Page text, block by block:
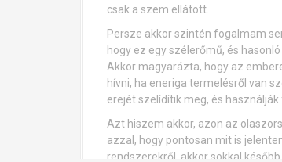
csak a szem ellátott.
Persze akkor szintén fogalmam
hogy ez egy szélerőmű, és
Akkor magyarázta, hogy az
hívni, ha eneriga termelésről van
erejét szelídítik meg, és
Azt hiszem akkor, azon az
azzal, hogy pontosan mit is
rendszerekről, akkor sokkal